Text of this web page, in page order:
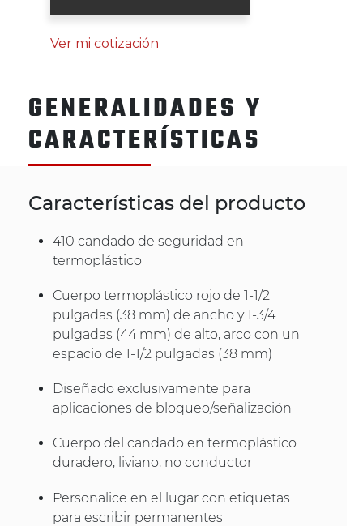
Ver mi cotización
GENERALIDADES Y
CARACTERÍSTICAS
Características del producto
410 candado de seguridad en
termoplástico
Cuerpo termoplástico rojo de 1-1/2
pulgadas (38 mm) de ancho y 1-3/4
pulgadas (44 mm) de alto, arco con un
espacio de 1-1/2 pulgadas (38 mm)
Diseñado exclusivamente para
aplicaciones de bloqueo/señalización
Cuerpo del candado en termoplástico
duradero, liviano, no conductor
Personalice en el lugar con etiquetas
para escribir permanentes